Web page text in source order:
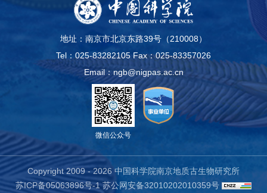
14
第二十届国际介形类大会（ISO 20）第三轮通
知（8月17日—21日，北京）
2026-07
中国古生物学会古生态专业委员会第九届一次学
术年会（第一轮通知）（2026.8.21-27，云
南）
“新元古代大冰期前后生态系统与环境演变”国际
会议第二轮通知（2026.7.4-7，南京）
29
2026-06
中国古生物学会微体学分会第二十一次学术年
会-中国古生物学会化石藻类专业委员会第十一
届会员代表大会暨第二十二次学术年会-江苏省
古生物学会2026年学术年会（第二轮通知）
（2026.9.4-9，伊宁）
25
2026-06
关于召开第14届全国同位素地质年代学与同位
素地球化学学术讨论会的通知（一号通知）
地址：南京市北京东路39号（210008）
Tel：025-83282105 Fax：025-83357026
Email：ngb@nigpas.ac.cn
微信公众号
Copyright 2009 -2026 中国科学院南京地质古生物研究所
苏ICP备05063896号-1 苏公网安备32010202010359号